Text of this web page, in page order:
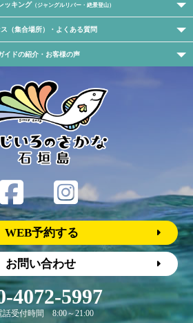
ッキング （ジャングルリバー・絶景登山）
（集合場所）・よくある質問
イドの紹介・お客様の声
WEB予約する
お問い合わせ
4072-5997
受付時間 8:00～21:00